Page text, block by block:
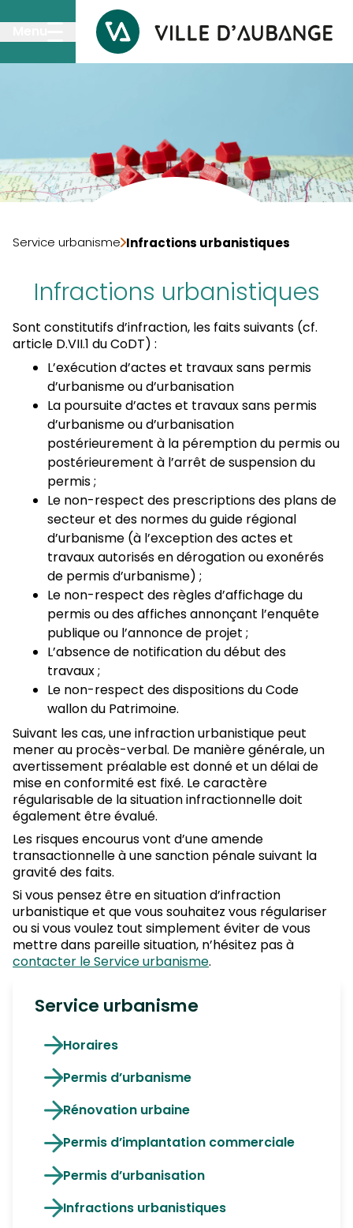
Passer au contenu principal
Service urbanisme Infractions urbanistiques
Infractions urbanistiques
Sont constitutifs d’infraction, les faits suivants (cf.
article D.VII.1 du CoDT) :
L’exécution d’actes et travaux sans permis
d’urbanisme ou d’urbanisation
La poursuite d’actes et travaux sans permis
d’urbanisme ou d’urbanisation
postérieurement à la péremption du permis ou
postérieurement à l’arrêt de suspension du
permis ;
Le non-respect des prescriptions des plans de
secteur et des normes du guide régional
d’urbanisme (à l’exception des actes et
travaux autorisés en dérogation ou exonérés
de permis d’urbanisme) ;
Le non-respect des règles d’affichage du
permis ou des affiches annonçant l’enquête
publique ou l’annonce de projet ;
L’absence de notification du début des
travaux ;
Le non-respect des dispositions du Code
wallon du Patrimoine.
Suivant les cas, une infraction urbanistique peut
mener au procès-verbal. De manière générale, un
avertissement préalable est donné et un délai de
mise en conformité est fixé. Le caractère
régularisable de la situation infractionnelle doit
également être évalué.
Les risques encourus vont d’une amende
transactionnelle à une sanction pénale suivant la
gravité des faits.
Si vous pensez être en situation d’infraction
urbanistique et que vous souhaitez vous régulariser
ou si vous voulez tout simplement éviter de vous
mettre dans pareille situation, n’hésitez pas à
contacter le Service urbanisme.
Service urbanisme
Horaires
Permis d’urbanisme
Rénovation urbaine
Permis d’implantation commerciale
Permis d’urbanisation
Infractions urbanistiques